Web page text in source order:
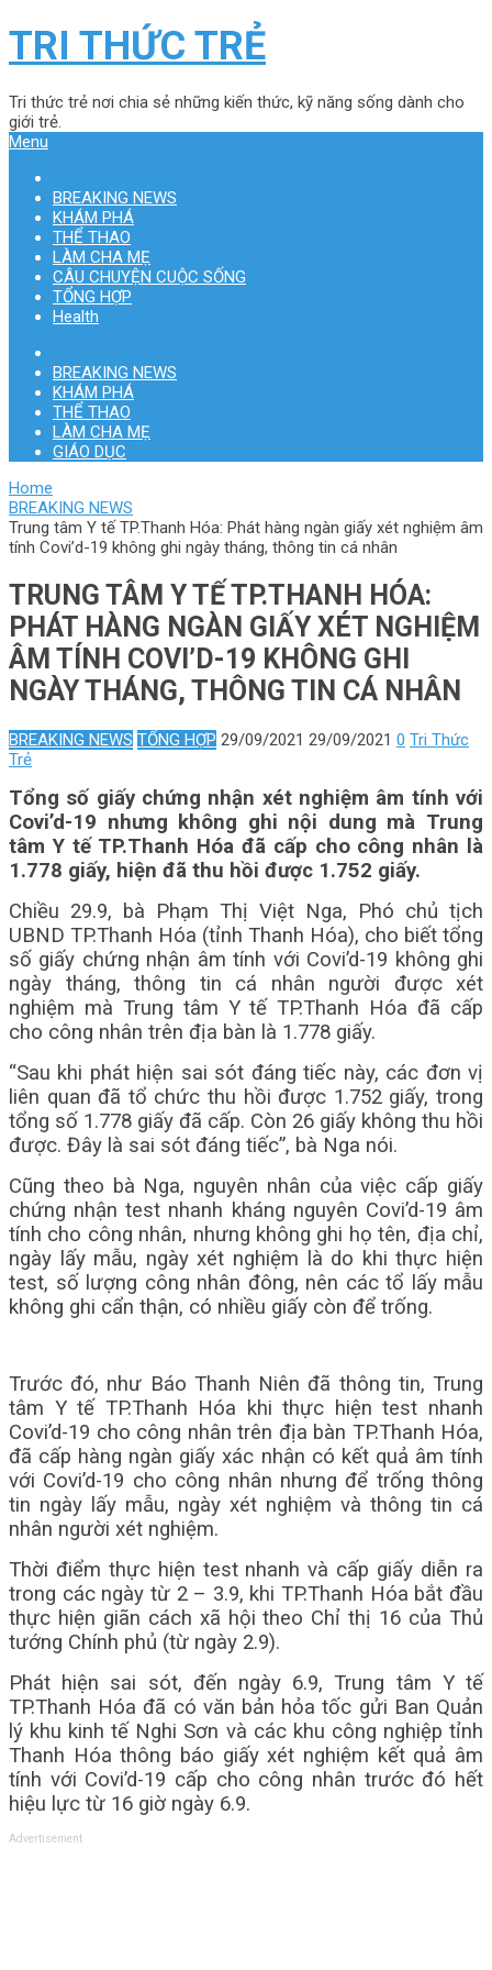
TRI THỨC TRẺ
Tri thức trẻ nơi chia sẻ những kiến thức, kỹ năng sống dành cho
giới trẻ.
Menu
BREAKING NEWS
KHÁM PHÁ
THỂ THAO
LÀM CHA MẸ
CÂU CHUYỆN CUỘC SỐNG
TỔNG HỢP
Health
BREAKING NEWS
KHÁM PHÁ
THỂ THAO
LÀM CHA MẸ
GIÁO DỤC
Home
BREAKING NEWS
Trung tâm Y tế TP.Thanh Hóa: Phát hàng ngàn giấy xét nghiệm âm
tính Covi’d-19 không ghi ngày tháng, thông tin cá nhân
TRUNG TÂM Y TẾ TP.THANH HÓA:
PHÁT HÀNG NGÀN GIẤY XÉT NGHIỆM
ÂM TÍNH COVI’D-19 KHÔNG GHI
NGÀY THÁNG, THÔNG TIN CÁ NHÂN
BREAKING NEWS TỔNG HỢP 29/09/2021 29/09/2021 0 Tri Thức
Trẻ
Tổng số giấy chứng nhận xét nghiệm âm tính với
Covi’d-19 nhưng không ghi nội dung mà Trung
tâm Y tế TP.Thanh Hóa đã cấp cho công nhân là
1.778 giấy, hiện đã thu hồi được 1.752 giấy.
Chiều 29.9, bà Phạm Thị Việt Nga, Phó chủ tịch
UBND TP.Thanh Hóa (tỉnh Thanh Hóa), cho biết tổng
số giấy chứng nhận âm tính với Covi’d-19 không ghi
ngày tháng, thông tin cá nhân người được xét
nghiệm mà Trung tâm Y tế TP.Thanh Hóa đã cấp
cho công nhân trên địa bàn là 1.778 giấy.
“Sau khi phát hiện sai sót đáng tiếc này, các đơn vị
liên quan đã tổ chức thu hồi được 1.752 giấy, trong
tổng số 1.778 giấy đã cấp. Còn 26 giấy không thu hồi
được. Đây là sai sót đáng tiếc”, bà Nga nói.
Cũng theo bà Nga, nguyên nhân của việc cấp giấy
chứng nhận test nhanh kháng nguyên Covi’d-19 âm
tính cho công nhân, nhưng không ghi họ tên, địa chỉ,
ngày lấy mẫu, ngày xét nghiệm là do khi thực hiện
test, số lượng công nhân đông, nên các tổ lấy mẫu
không ghi cẩn thận, có nhiều giấy còn để trống.
Trước đó, như Báo Thanh Niên đã thông tin, Trung
tâm Y tế TP.Thanh Hóa khi thực hiện test nhanh
Covi’d-19 cho công nhân trên địa bàn TP.Thanh Hóa,
đã cấp hàng ngàn giấy xác nhận có kết quả âm tính
với Covi’d-19 cho công nhân nhưng để trống thông
tin ngày lấy mẫu, ngày xét nghiệm và thông tin cá
nhân người xét nghiệm.
Thời điểm thực hiện test nhanh và cấp giấy diễn ra
trong các ngày từ 2 – 3.9, khi TP.Thanh Hóa bắt đầu
thực hiện giãn cách xã hội theo Chỉ thị 16 của Thủ
tướng Chính phủ (từ ngày 2.9).
Phát hiện sai sót, đến ngày 6.9, Trung tâm Y tế
TP.Thanh Hóa đã có văn bản hỏa tốc gửi Ban Quản
lý khu kinh tế Nghi Sơn và các khu công nghiệp tỉnh
Thanh Hóa thông báo giấy xét nghiệm kết quả âm
tính với Covi’d-19 cấp cho công nhân trước đó hết
hiệu lực từ 16 giờ ngày 6.9.
Advertisement